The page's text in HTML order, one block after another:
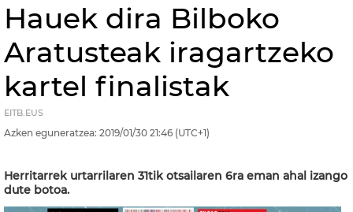
Hauek dira Bilboko
Aratusteak iragartzeko
kartel finalistak
EITB.EUS
Azken eguneratzea: 2019/01/30 21:46 (UTC+1)
Herritarrek urtarrilaren 31tik otsailaren 6ra eman ahal izango
dute botoa.